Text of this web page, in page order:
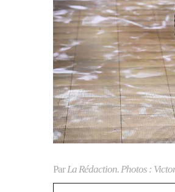
ParLa Rédaction. Photos :